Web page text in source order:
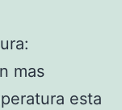
mas
esta